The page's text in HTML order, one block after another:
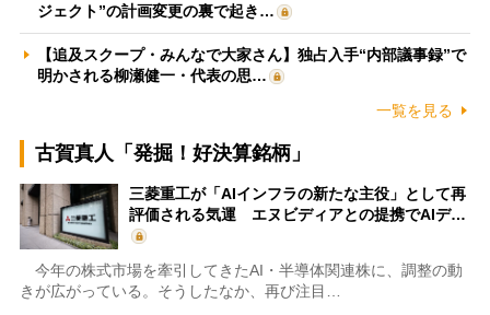
ジェクト”の計画変更の裏で起き…
【追及スクープ・みんなで大家さん】独占入手“内部議事録”で
明かされる柳瀬健一・代表の思…
一覧を見る
古賀真人「発掘！好決算銘柄」
三菱重工が「AIインフラの新たな主役」として再
評価される気運 エヌビディアとの提携でAIデ…
今年の株式市場を牽引してきたAI・半導体関連株に、調整の動
きが広がっている。そうしたなか、再び注目…